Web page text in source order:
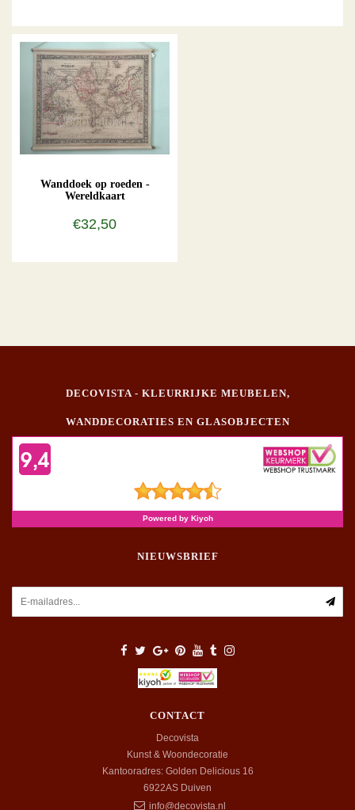
Wanddoek op roeden -
Wereldkaart
€32,50
DECOVISTA - KLEURRIJKE MEUBELEN,
WANDDECORATIES EN GLASOBJECTEN
NIEUWSBRIEF
CONTACT
Decovista
Kunst & Woondecoratie
Kantooradres: Golden Delicious 16
6922AS Duiven
info@decovista.nl